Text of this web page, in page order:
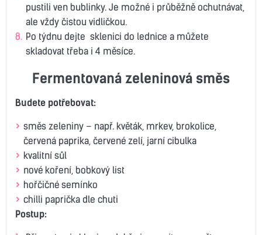
pustili ven bublinky. Je možné i průběžně ochutnávat,
ale vždy čistou vidličkou.
Po týdnu dejte sklenici do lednice a můžete
skladovat třeba i 4 měsíce.
Fermentovaná zeleninová směs
Budete potřebovat:
směs zeleniny – např. květák, mrkev, brokolice,
červená paprika, červené zelí, jarní cibulka
kvalitní sůl
nové koření, bobkový list
hořčičné semínko
chilli paprička dle chuti
Postup: